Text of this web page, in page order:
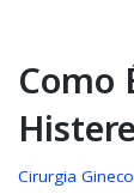
Como
Cirurgia